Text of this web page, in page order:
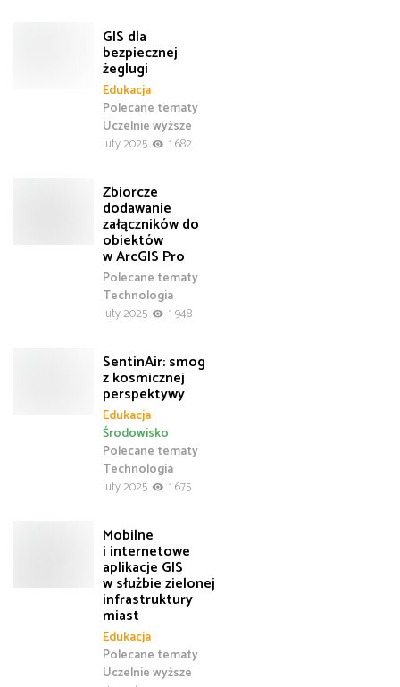
GIS dla
bezpiecznej
żeglugi
Edukacja
Polecane tematy
Uczelnie wyższe
luty 2025
1 682
Zbiorcze
dodawanie
załączników do
obiektów
w ArcGIS Pro
Polecane tematy
Technologia
luty 2025
1 948
SentinAir: smog
z kosmicznej
perspektywy
Edukacja
Polecane tematy
Środowisko
Technologia
luty 2025
1 675
Mobilne
i internetowe
aplikacje GIS
w służbie zielonej
infrastruktury
miast
Edukacja
Polecane tematy
Uczelnie wyższe